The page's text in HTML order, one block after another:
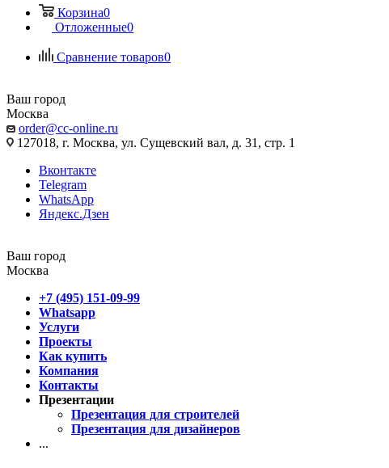
Корзина0
Отложенные0
Сравнение товаров0
Ваш город
Москва
order@cc-online.ru
127018, г. Москва, ул. Сущевский вал, д. 31, стр. 1
Вконтакте
Telegram
WhatsApp
Яндекс.Дзен
Ваш город
Москва
+7 (495) 151-09-99
Whatsapp
Услуги
Проекты
Как купить
Компания
Контакты
Презентации
Презентация для строителей
Презентация для дизайнеров
...